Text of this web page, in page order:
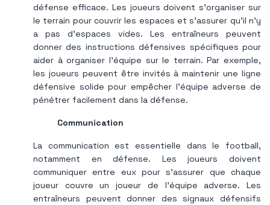
défense efficace. Les joueurs doivent s'organiser sur
le terrain pour couvrir les espaces et s'assurer qu'il n'y
a pas d'espaces vides. Les entraîneurs peuvent
donner des instructions défensives spécifiques pour
aider à organiser l’équipe sur le terrain. Par exemple,
les joueurs peuvent être invités à maintenir une ligne
défensive solide pour empêcher l’équipe adverse de
pénétrer facilement dans la défense.
Communication
La communication est essentielle dans le football,
notamment en défense. Les joueurs doivent
communiquer entre eux pour s'assurer que chaque
joueur couvre un joueur de l'équipe adverse. Les
entraîneurs peuvent donner des signaux défensifs